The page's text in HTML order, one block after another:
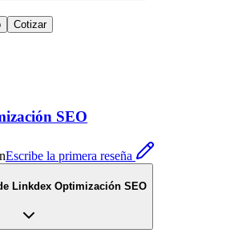
Cotizar
SEO
Escribe la primera reseña
Linkdex Optimización SEO